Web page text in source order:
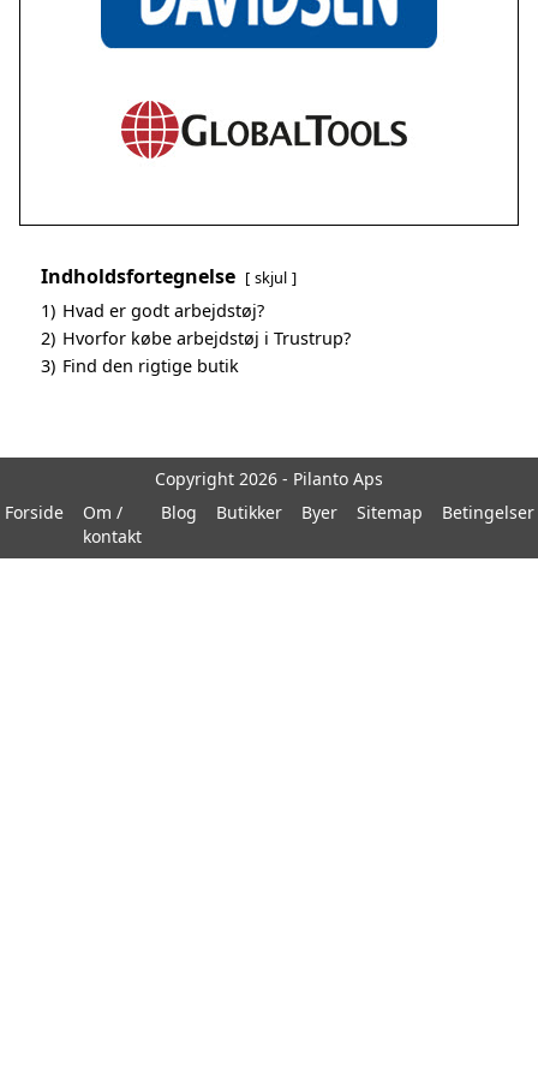
Indholdsfortegnelse skjul
1) Hvad er godt arbejdstøj?
2) Hvorfor købe arbejdstøj i Trustrup?
3) Find den rigtige butik
Copyright 2026 - Pilanto Aps
Forside
Om /
kontakt
Blog Butikker Byer Sitemap Betingelser